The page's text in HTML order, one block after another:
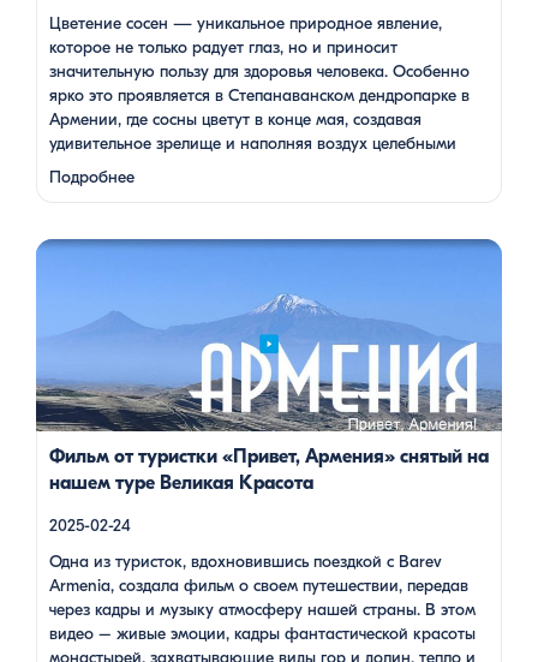
Цветение сосен — уникальное природное явление,
которое не только радует глаз, но и приносит
значительную пользу для здоровья человека. Особенно
ярко это проявляется в Степанаванском дендропарке в
Армении, где сосны цветут в конце мая, создавая
удивительное зрелище и наполняя воздух целебными
веществами.
Лорийской области Степанаванский дендропарк, также
Подробнее
Одна из туристок, вдохновившись поездкой с Barev Armenia,
музыку атмосферу нашей страны. В этом видео – живые
эмоции, кадры фантастической красоты монастырей,
захватывающие виды гор и долин, тепло и душевность
местных жителей, готовка и дегустация блюд. Путешествие
под завораживающие мелодии дудука Дживана Гаспаряна
стало настоящим погружением […]
Фильм от туристки «Привет, Армения» снятый на
нашем туре Великая Красота
2025-02-24
Одна из туристок, вдохновившись поездкой с Barev
Armenia, создала фильм о своем путешествии, передав
через кадры и музыку атмосферу нашей страны. В этом
видео – живые эмоции, кадры фантастической красоты